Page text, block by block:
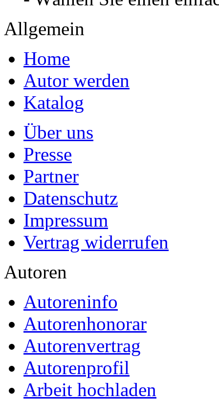
Allgemein
Home
Autor werden
Katalog
Über uns
Presse
Partner
Datenschutz
Impressum
Vertrag widerrufen
Autoren
Autoreninfo
Autorenhonorar
Autorenvertrag
Autorenprofil
Arbeit hochladen